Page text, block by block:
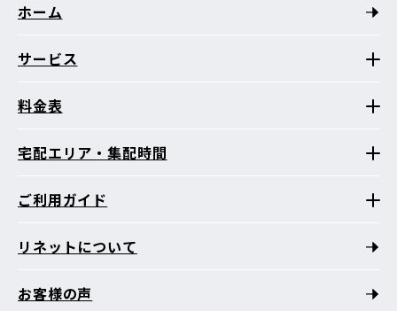
ホーム
サービス
料金表
宅配エリア・集配時間
ご利用ガイド
リネットについて
お客様の声